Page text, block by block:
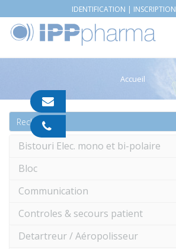
IDENTIFICATION | INSCRIPTION
Accueil
Bistouri Elec. mono et bi-polaire
Bloc
Communication
Controles & secours patient
Detartreur / Aéropolisseur
contact@ipp-
pharma.com
91
05